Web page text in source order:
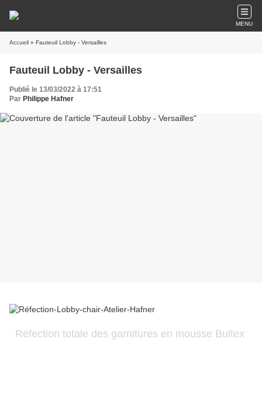
MENU
Accueil » Fauteuil Lobby - Versailles
Fauteuil Lobby - Versailles
Publié le 13/03/2022 à 17:51
Par Philippe Hafner
Réfection totale des garnitures en mousse Bultex